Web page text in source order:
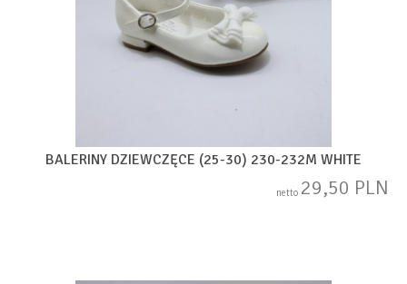
BALERINY DZIEWCZĘCE (25-30) 230-232M WHITE
netto 29,50 PLN